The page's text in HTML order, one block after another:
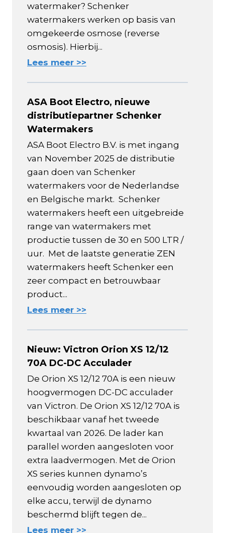
watermaker? Schenker
watermakers werken op basis van
omgekeerde osmose (reverse
osmosis). Hierbij...
Lees meer >>
ASA Boot Electro, nieuwe
distributiepartner Schenker
Watermakers
ASA Boot Electro B.V. is met ingang
van November 2025 de distributie
gaan doen van Schenker
watermakers voor de Nederlandse
en Belgische markt. Schenker
watermakers heeft een uitgebreide
range van watermakers met
productie tussen de 30 en 500 LTR /
uur. Met de laatste generatie ZEN
watermakers heeft Schenker een
zeer compact en betrouwbaar
product...
Lees meer >>
Nieuw: Victron Orion XS 12/12
70A DC-DC Acculader
De Orion XS 12/12 70A is een nieuw
hoogvermogen DC-DC acculader
van Victron. De Orion XS 12/12 70A is
beschikbaar vanaf het tweede
kwartaal van 2026. De lader kan
parallel worden aangesloten voor
extra laadvermogen. Met de Orion
XS series kunnen dynamo’s
eenvoudig worden aangesloten op
elke accu, terwijl de dynamo
beschermd blijft tegen de...
Lees meer >>